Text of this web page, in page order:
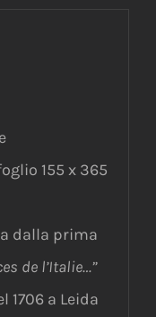
155 x 365
dalla prima
de l’Italie…”
1706 a Leida